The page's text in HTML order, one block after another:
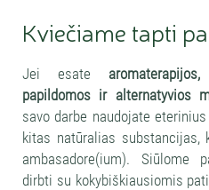
Kviečiame tapti
Jei esate
papildomos ir alternatyvios
savo darbe naudojate
kitas natūralias substancijas,
ambasadore(ium). Siūlome
dirbti su kokybiškiausiomis